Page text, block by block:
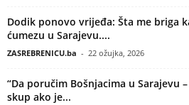
Dodik ponovo vrijeđa: Šta me briga
ćumezu u Sarajevu....
ZASREBRENICU.ba - 22 ožujka, 2026
“Da poručim Bošnjacima u Sarajevu
skup ako je...